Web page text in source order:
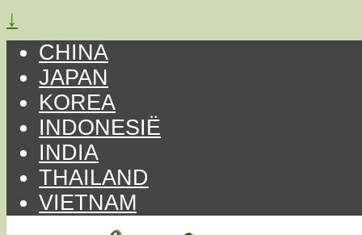
↓
CHINA
JAPAN
KOREA
INDONESIË
INDIA
THAILAND
VIETNAM